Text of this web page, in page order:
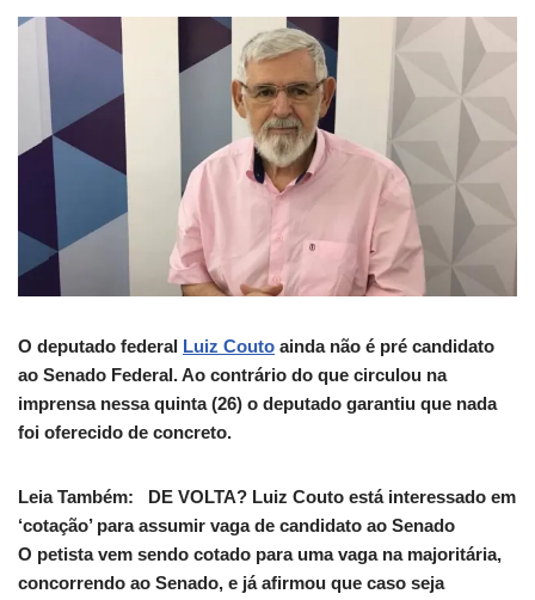
O deputado federal Luiz Couto ainda não é pré candidato
ao Senado Federal. Ao contrário do que circulou na
imprensa nessa quinta (26) o deputado garantiu que nada
foi oferecido de concreto.
Leia Também:
DE VOLTA? Luiz Couto está interessado em
‘cotação’ para assumir vaga de candidato ao Senado
O petista vem sendo cotado para uma vaga na majoritária,
concorrendo ao Senado, e já afirmou que caso seja